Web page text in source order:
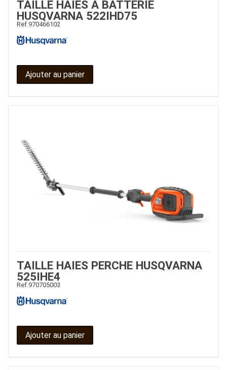
TAILLE HAIES À BATTERIE
HUSQVARNA 522IHD75
Ref. 970466102
Ajouter au panier
TAILLE HAIES PERCHE HUSQVARNA
525IHE4
Ref. 970705003
Ajouter au panier